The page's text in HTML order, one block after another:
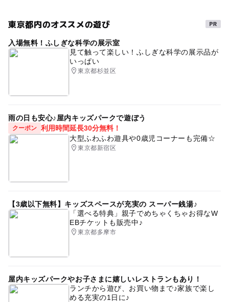
iOS版 iOS 17.0以上
Android版 Android 10以上
※LINEの推奨環境に準じます。詳しくは以下サイトをご確
LINEの推奨環境について：https://help.line.me/line/?lang
応募方法
・現地購入
・WEB事前購入 (販売サイトにて購入後、参加当日に引き
換え場所にて謎解きキット引き換え）
特設サイトはこちらから：https://toyosu-smartcity.com/n
ews/news.html?id=news1757488512094
タグ
東京都 江東区 豊洲 豊洲フォレシア
豊洲セイルパーク 千客万来
秋 冬 春
ゴールデンウィーク 観光 レジャー
親子 家族 友だち 友達 ファミリー
リアル謎解きゲーム イベント
東京都内のオススメの遊び
入場無料！ふしぎな科学の展示室
見て触って楽しい！ふしぎな科学の展示品が
いっぱい
東京都杉並区
雨の日も安心♪屋内キッズパークで遊ぼう
クーポン 利用時間延長30分無料！
大型ふわふわ遊具や0歳児コーナーも完備☆
東京都新宿区
【3歳以下無料】キッズスペースが充実の スーパー銭湯♪
「選べる特典」親子でめちゃくちゃお得なW
EBチケットも販売中♪
東京都多摩市
屋内キッズパークやお子さまに嬉しいレストランもあり！
ランチから遊び、お買い物まで♪家族で楽し
める充実の1日に♪